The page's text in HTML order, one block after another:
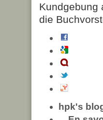
Kundgebung
die
hpk's